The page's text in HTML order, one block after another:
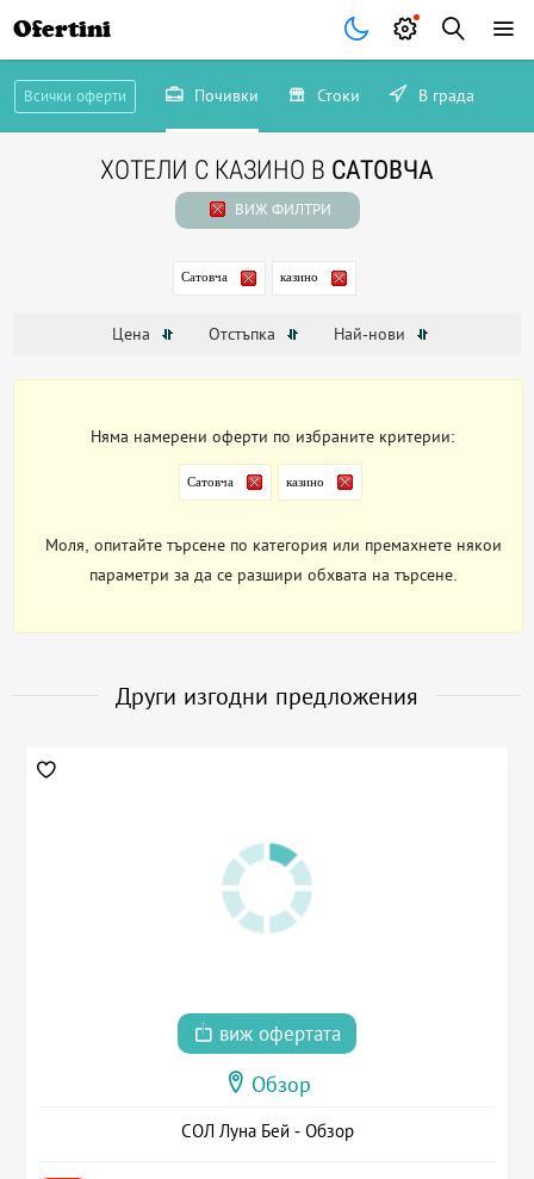
Ofertini
Всички оферти Почивки Стоки В града
ХОТЕЛИ С КАЗИНО В САТОВЧА
ВИЖ ФИЛТРИ
Сатовча казино
Цена Отстъпка Най-нови
Няма намерени оферти по избраните критерии:
Сатовча казино
Моля, опитайте търсене по категория или премахнете някои
параметри за да се разшири обхвата на търсене.
Други изгодни предложения
виж офертата
Обзор
СОЛ Луна Бей - Обзор